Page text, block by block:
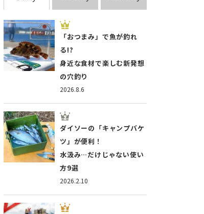
2026.8.6
「おつまみ」で魚が釣れ
る!?
身近な食材で楽しむ新発想
の穴釣り
2026.2.10
ダイソーの「キャンプバケ
ツ」が便利！
水汲み…だけじゃない使い
方9選